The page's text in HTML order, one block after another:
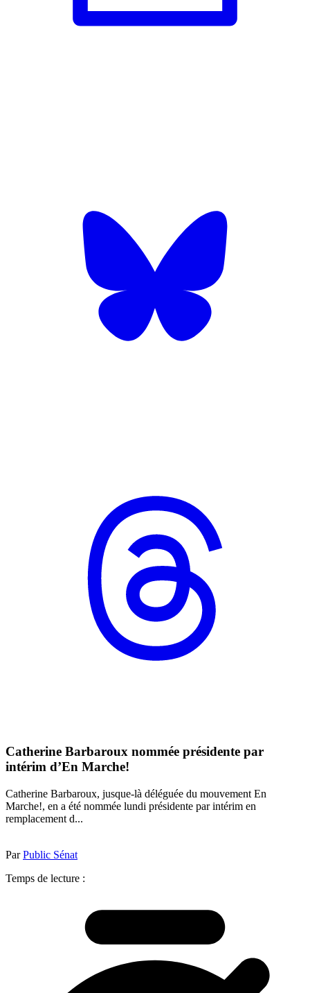
Catherine Barbaroux nommée présidente par
intérim d’En Marche!
Catherine Barbaroux, jusque-là déléguée du mouvement En
Marche!, en a été nommée lundi présidente par intérim en
remplacement d...
ParPublic Sénat
Temps de lecture :